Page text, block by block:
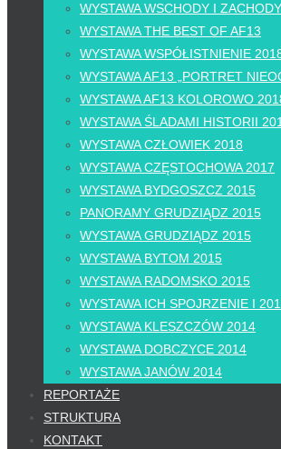
WYSTAWA WSCHODY I
WYSTAWA THE BEST OF AF13
WYSTAWA WSPÓŁISTNIENIE
WYSTAWA AF13 „PORTRET
WYSTAWA AF13 KOLOROWO
WYSTAWA ŚLADAMI HISTORII
WYSTAWA CZŁOWIEK 2018
WYSTAWA CZĘSTOCHOWA 2017
WYSTAWA BYDGOSZCZ 2015
PANORAMY GRUDZIĄDZ 2015
WYSTAWA GRUDZIĄDZ 2015
WYSTAWA BYTOM 2015
WYSTAWA RADOMSKO 2015
WYSTAWA ICH SPOJRZENIE I
WYSTAWA KLESZCZÓW 2014
WYSTAWA DOBCZYCE 2014
WYSTAWA JANÓW 2014
REPORTAŻE
STRUKTURA
KONTAKT